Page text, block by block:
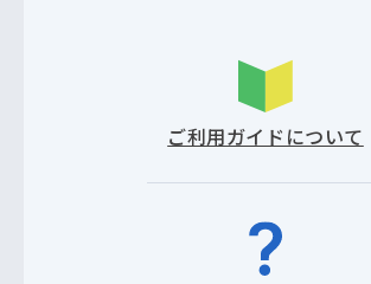
ご利用ガイドについて